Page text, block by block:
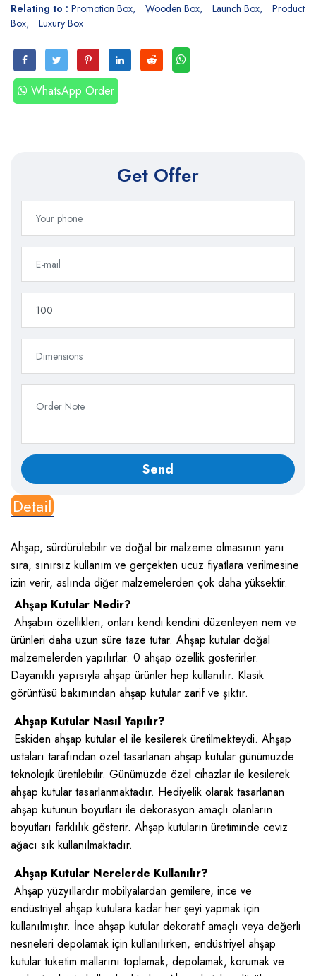
Relating to : Promotion Box Wooden Box Launch Box
Product
Box
Luxury Box
WhatsApp Order
Get Offer
Detail
Ahşap, sürdürülebilir ve doğal bir malzeme olmasının yanı
sıra, sınırsız kullanım ve gerçekten ucuz fiyatlara verilmesine
izin verir, aslında diğer malzemelerden çok daha yüksektir.
Ahşap Kutular Nedir?
Ahşabın özellikleri, onları kendi kendini düzenleyen nem ve
ürünleri daha uzun süre taze tutar. Ahşap kutular doğal
malzemelerden yapılırlar. 0 ahşap özellik gösterirler.
Dayanıklı yapısıyla ahşap ürünler hep kullanılır. Klasik
görüntüsü bakımından ahşap kutular zarif ve şıktır.
Ahşap Kutular Nasıl Yapılır?
Eskiden ahşap kutular el ile kesilerek üretilmekteydi. Ahşap
ustaları tarafından özel tasarlanan ahşap kutular günümüzde
teknolojik üretilebilir. Günümüzde özel cihazlar ile kesilerek
ahşap kutular tasarlanmaktadır. Hediyelik olarak tasarlanan
ahşap kutunun boyutları ile dekorasyon amaçlı olanların
boyutları farklılık gösterir. Ahşap kutuların üretiminde ceviz
ağacı sık kullanılmaktadır.
Ahşap Kutular Nerelerde Kullanılır?
Ahşap yüzyıllardır mobilyalardan gemilere, ince ve
endüstriyel ahşap kutulara kadar her şeyi yapmak için
kullanılmıştır. İnce ahşap kutular dekoratif amaçlı veya değerli
nesneleri depolamak için kullanılırken, endüstriyel ahşap
kutular tüketim mallarını toplamak, depolamak, korumak ve